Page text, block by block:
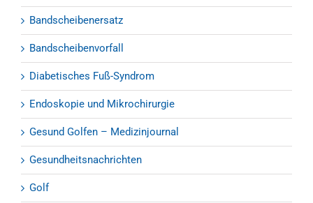
Bandscheibenersatz
Bandscheibenvorfall
Diabetisches Fuß-Syndrom
Endoskopie und Mikrochirurgie
Gesund Golfen – Medizinjournal
Gesundheitsnachrichten
Golf